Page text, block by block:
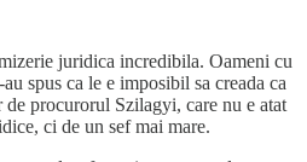
juridica incredibila. Oameni cu
spus ca le e imposibil sa creada ca
procurorul Szilagyi, care nu e atat
ci de un sef mai mare.